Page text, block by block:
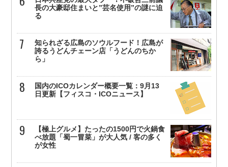
長の大豪邸住まいと”芸名使用”の謎に迫
る
知られざる広島のソウルフード！広島が
誇るうどんチェーン店「うどんのちか
ら」
国内のICOカレンダー概要一覧：9月13
日更新【フィスコ・ICOニュース】
【極上グルメ】たったの1500円で火鍋食
べ放題「蜀一冒菜」が大人気 / 客の多く
が女性